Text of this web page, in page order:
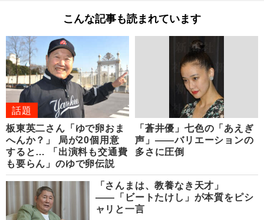
こんな記事も読まれています
話題
板東英二さん「ゆで卵おま
へんか？」 局が20個用意
すると… 「出演料も交通費
も要らん」のゆで卵伝説
「蒼井優」七色の「あえぎ
声」――バリエーションの
多さに圧倒
「さんまは、教養なき天才」
――「ビートたけし」が本質をピシ
ャリと一言